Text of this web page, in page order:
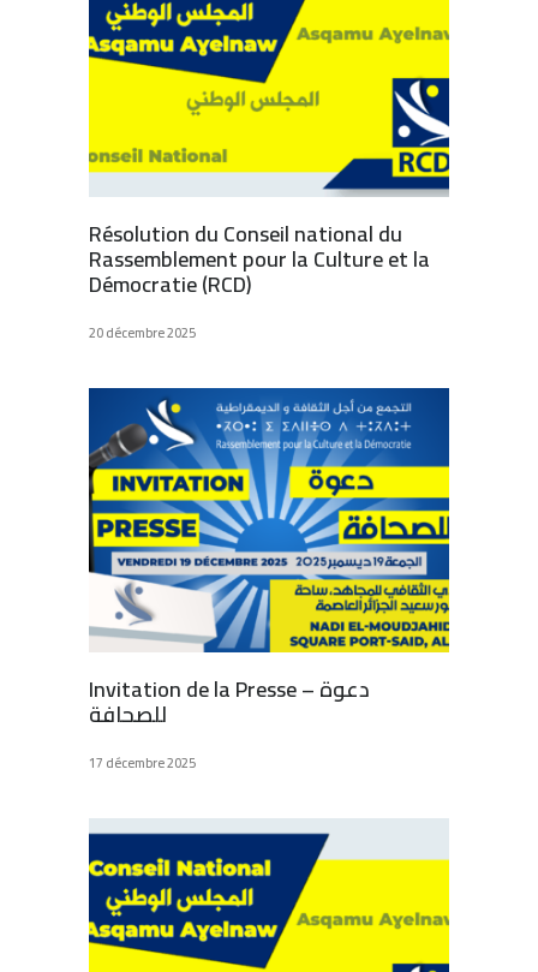
Résolution du Conseil national du
Rassemblement pour la Culture et la
Démocratie (RCD)
20 décembre 2025
Invitation de la Presse – دعوة
للصحافة
17 décembre 2025